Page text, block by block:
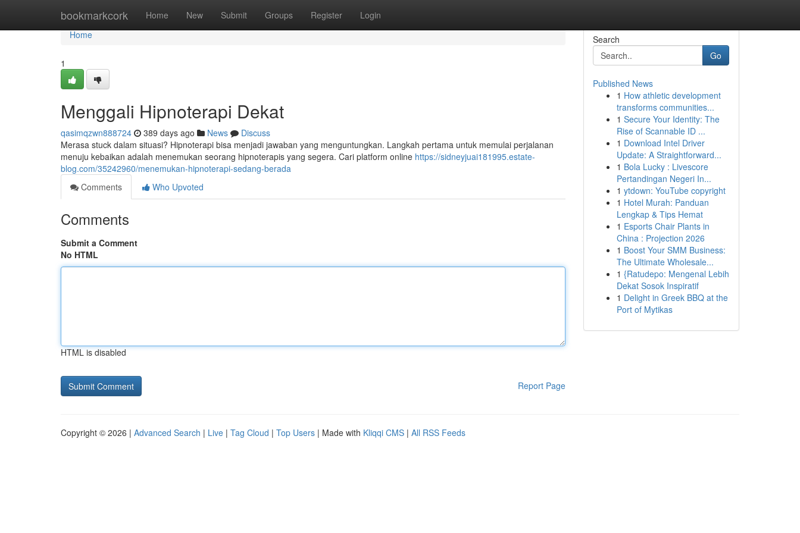
bookmarkcork Home New Submit Groups Register Login
Home
Home
1
Menggali Hipnoterapi Dekat
qasimqzwn888724 389 days ago News
Discuss
Merasa stuck dalam situasi? Hipnoterapi bisa menjadi jawaban yang menguntungkan. Langkah pertama untuk memulai perjalanan
menuju kebaikan adalah menemukan seorang hipnoterapis yang segera. Cari platform online https://sidneyjuai181995.estate-
blog.com/35242960/menemukan-hipnoterapi-sedang-berada
Comments
Who Upvoted
Comments
Submit a Comment
No HTML
HTML is disabled
Report Page
Search
Go
Published News
1 How athletic development
transforms communities...
1 Secure Your Identity: The
Rise of Scannable ID ...
1 Download Intel Driver
Update: A Straightforward...
1 Bola Lucky : Livescore
Pertandingan Negeri In...
1 ytdown: YouTube copyright
1 Hotel Murah: Panduan
Lengkap & Tips Hemat
1 Esports Chair Plants in
China : Projection 2026
1 Boost Your SMM Business:
The Ultimate Wholesale...
1 {Ratudepo: Mengenal Lebih
Dekat Sosok Inspiratif
1 Delight in Greek BBQ at the
Port of Mytikas
Copyright © 2026 | Advanced Search | Live | Tag Cloud | Top Users | Made with Kliqqi CMS | All RSS Feeds